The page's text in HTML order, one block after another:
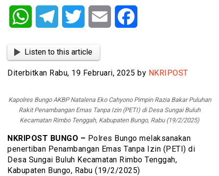
WhatsAppTelegram Twitter Email
Listen to this article
Diterbitkan Rabu, 19 Februari, 2025 by NKRIPOST
Kapolres Bungo AKBP Natalena Eko Cahyono Pimpin Razia Bakar Puluhan
Rakit Penambangan Emas Tanpa Izin (PETI) di Desa Sungai Buluh
Kecamatan Rimbo Tenggah, Kabupaten Bungo, Rabu (19/2/2025)
NKRIPOST BUNGO – Polres Bungo melaksanakan
penertiban Penambangan Emas Tanpa Izin (PETI) di
Desa Sungai Buluh Kecamatan Rimbo Tenggah,
Kabupaten Bungo, Rabu (19/2/2025)